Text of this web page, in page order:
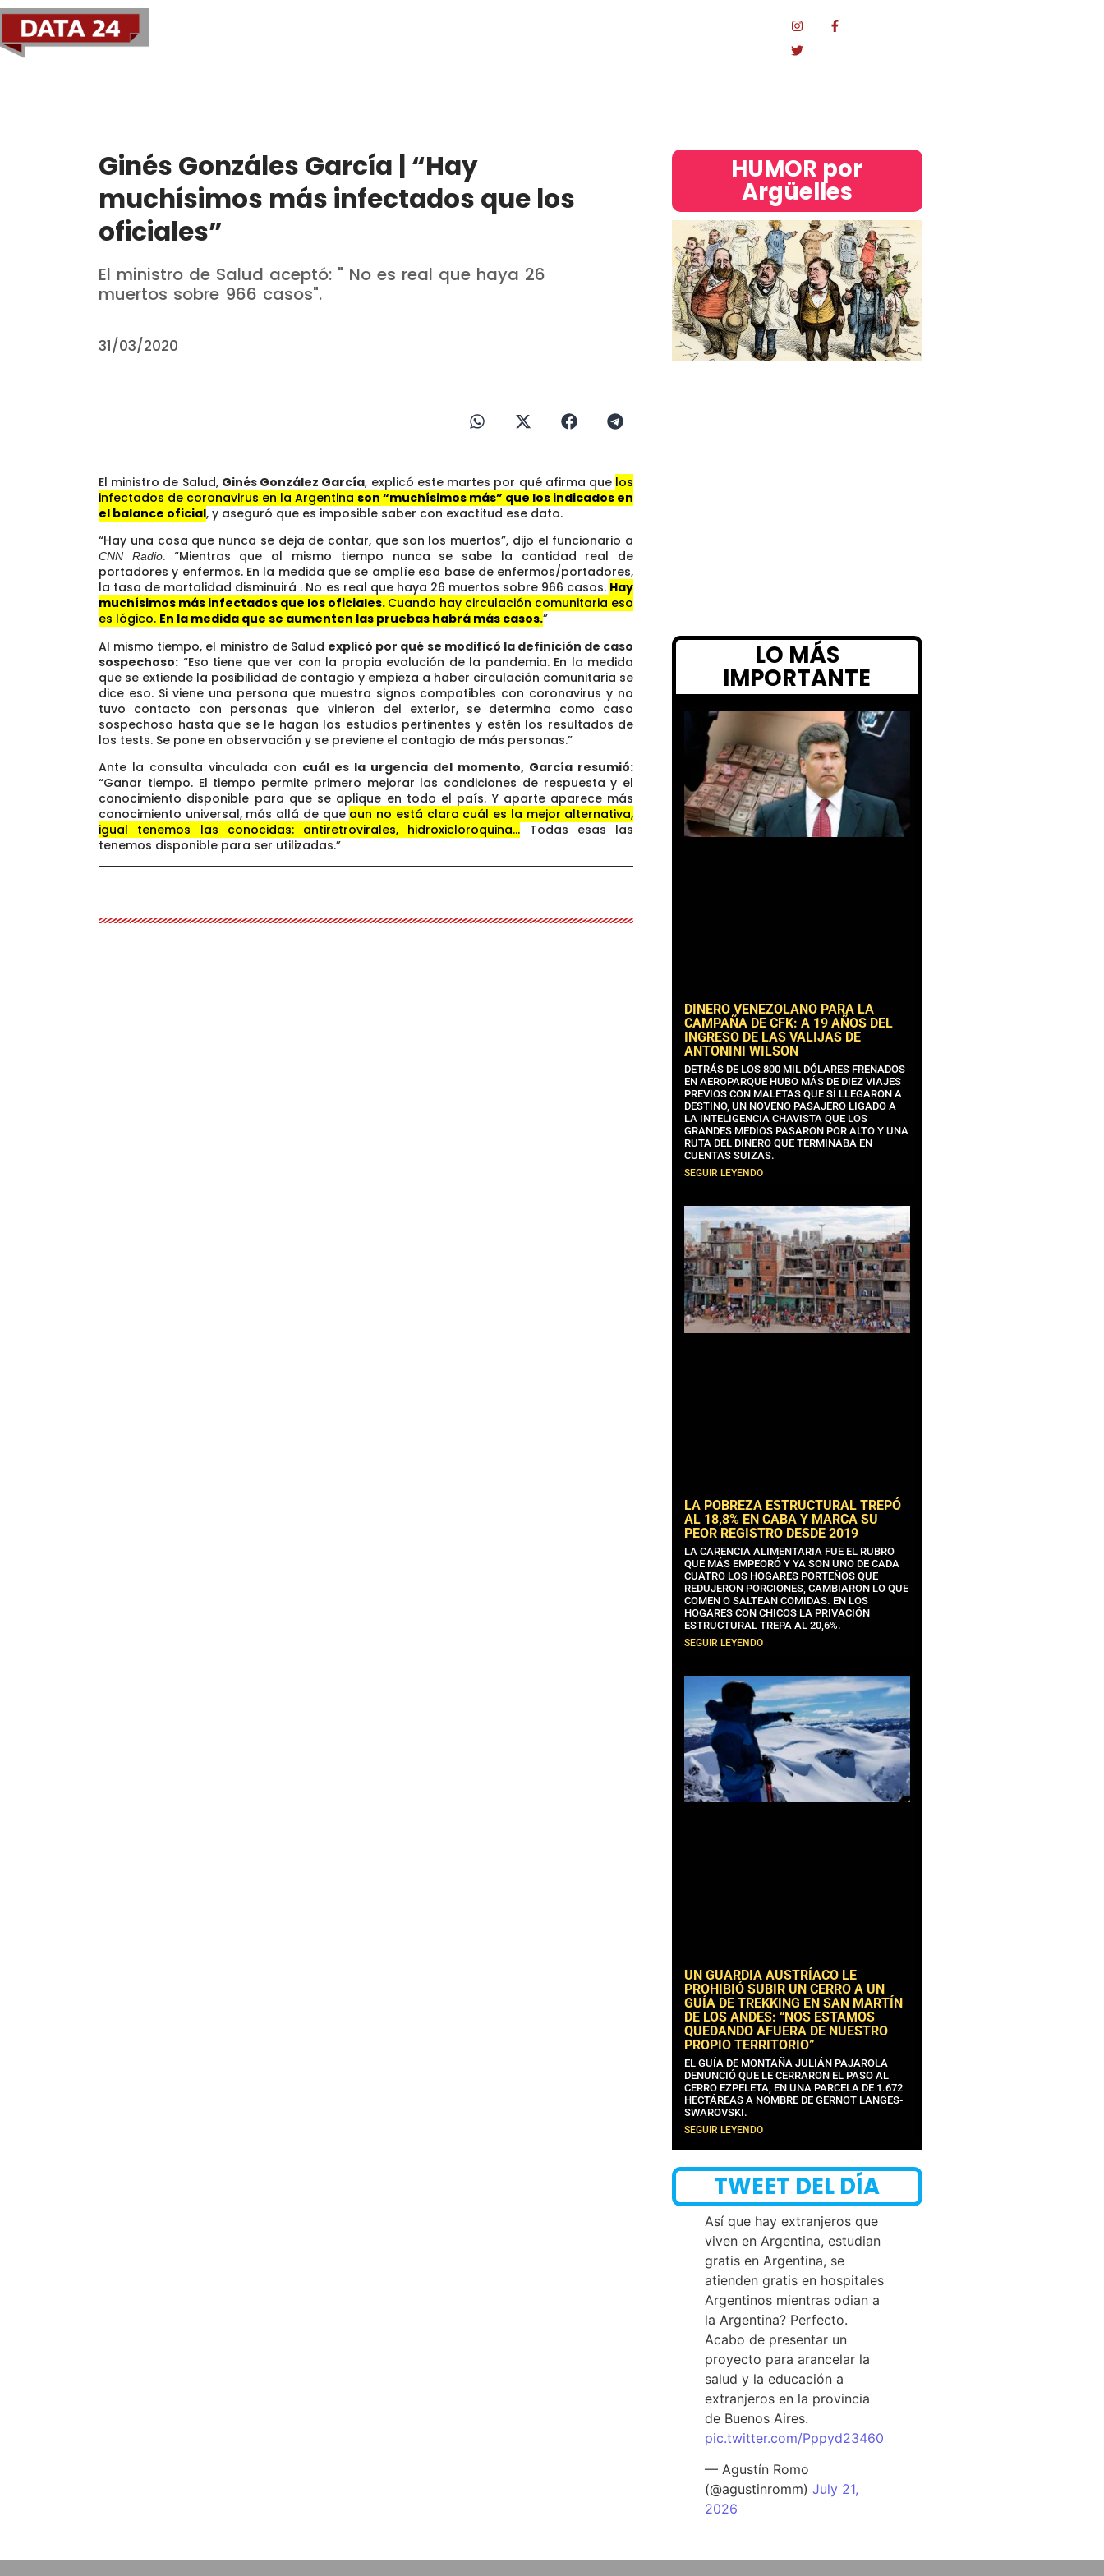
Ginés Gonzáles García | “Hay
muchísimos más infectados que los
oficiales”
El ministro de Salud aceptó: " No es real que haya 26
muertos sobre 966 casos".
31/03/2020
El ministro de Salud, Ginés González García, explicó este martes por qué afirma que los
infectados de coronavirus en la Argentinason “muchísimos más” que los indicados en
el balance oficial, y aseguró que es imposible saber con exactitud ese dato.
“Hay una cosa que nunca se deja de contar, que son los muertos”, dijo el funcionario a
CNN Radio. “Mientras que al mismo tiempo nunca se sabe la cantidad real de
portadores y enfermos. En la medida que se amplíe esa base de enfermos/portadores,
la tasa de mortalidad disminuirá . No es real que haya 26 muertos sobre 966 casos. Hay
muchísimos más infectados que los oficiales. Cuando hay circulación comunitaria eso
es lógico. En la medida que se aumenten las pruebas habrá más casos.”
Al mismo tiempo, el ministro de Salud explicó por qué se modificó la definición de caso
sospechoso: “Eso tiene que ver con la propia evolución de la pandemia. En la medida
que se extiende la posibilidad de contagio y empieza a haber circulación comunitaria se
dice eso. Si viene una persona que muestra signos compatibles con coronavirus y no
tuvo contacto con personas que vinieron del exterior, se determina como caso
sospechoso hasta que se le hagan los estudios pertinentes y estén los resultados de
los tests. Se pone en observación y se previene el contagio de más personas.”
Ante la consulta vinculada con cuál es la urgencia del momento, García resumió:
“Ganar tiempo. El tiempo permite primero mejorar las condiciones de respuesta y el
conocimiento disponible para que se aplique en todo el país. Y aparte aparece más
conocimiento universal, más allá de que aun no está clara cuál es la mejor alternativa,
igual tenemos las conocidas: antiretrovirales, hidroxicloroquina… Todas esas las
tenemos disponible para ser utilizadas.”
HUMOR por
Argüelles​
LO MÁS
IMPORTANTE
DINERO VENEZOLANO PARA LA
CAMPAÑA DE CFK: A 19 AÑOS DEL
INGRESO DE LAS VALIJAS DE
ANTONINI WILSON
DETRÁS DE LOS 800 MIL DÓLARES FRENADOS
EN AEROPARQUE HUBO MÁS DE DIEZ VIAJES
PREVIOS CON MALETAS QUE SÍ LLEGARON A
DESTINO, UN NOVENO PASAJERO LIGADO A
LA INTELIGENCIA CHAVISTA QUE LOS
GRANDES MEDIOS PASARON POR ALTO Y UNA
RUTA DEL DINERO QUE TERMINABA EN
CUENTAS SUIZAS.
SEGUIR LEYENDO
LA POBREZA ESTRUCTURAL TREPÓ
AL 18,8% EN CABA Y MARCA SU
PEOR REGISTRO DESDE 2019
LA CARENCIA ALIMENTARIA FUE EL RUBRO
QUE MÁS EMPEORÓ Y YA SON UNO DE CADA
CUATRO LOS HOGARES PORTEÑOS QUE
REDUJERON PORCIONES, CAMBIARON LO QUE
COMEN O SALTEAN COMIDAS. EN LOS
HOGARES CON CHICOS LA PRIVACIÓN
ESTRUCTURAL TREPA AL 20,6%.
SEGUIR LEYENDO
UN GUARDIA AUSTRÍACO LE
PROHIBIÓ SUBIR UN CERRO A UN
GUÍA DE TREKKING EN SAN MARTÍN
DE LOS ANDES: “NOS ESTAMOS
QUEDANDO AFUERA DE NUESTRO
PROPIO TERRITORIO”
EL GUÍA DE MONTAÑA JULIÁN PAJAROLA
DENUNCIÓ QUE LE CERRARON EL PASO AL
CERRO EZPELETA, EN UNA PARCELA DE 1.672
HECTÁREAS A NOMBRE DE GERNOT LANGES-
SWAROVSKI.
SEGUIR LEYENDO
TWEET DEL DÍA
Así que hay extranjeros que
viven en Argentina, estudian
gratis en Argentina, se
atienden gratis en hospitales
Argentinos mientras odian a
la Argentina? Perfecto.
Acabo de presentar un
proyecto para arancelar la
salud y la educación a
extranjeros en la provincia
de Buenos Aires.
pic.twitter.com/Pppyd23460
— Agustín Romo
(@agustinromm)July 21,
2026